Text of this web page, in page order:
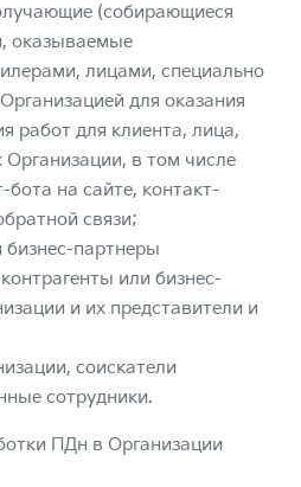
(собирающиеся
оказываемые
лицами, специально
для оказания
работ для клиента, лица,
в том числе
бота на сайте, контакт-
связи;
бизнес-партнеры
или бизнес-
и их представители и
соискатели
сотрудники.
ПДн в Организации